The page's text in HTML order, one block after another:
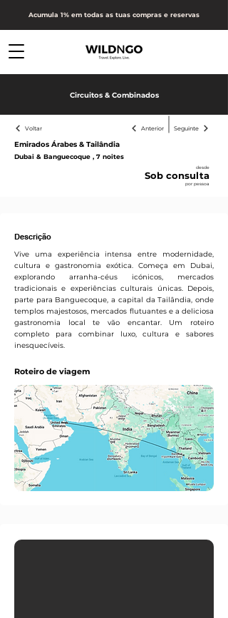
Acumula 1% em todas as tuas compras e reservas
Circuitos & Combinados
Voltar Seguinte
Anterior
Emirados Árabes & Tailândia
Dubai & Banguecoque , 7 noites
desde
Sob consulta
por pessoa
Descrição
Vive uma experiência intensa entre modernidade,
cultura e gastronomia exótica. Começa em Dubai,
explorando arranha-céus icónicos, mercados
tradicionais e experiências culturais únicas. Depois,
parte para Banguecoque, a capital da Tailândia, onde
templos majestosos, mercados flutuantes e a deliciosa
gastronomia local te vão encantar. Um roteiro
completo para combinar luxo, cultura e sabores
inesquecíveis.
Roteiro de viagem